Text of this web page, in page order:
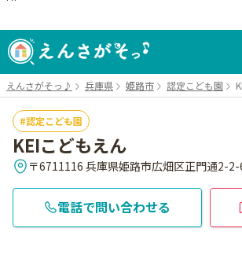
えんさがそっ♪ 兵庫県 姫路市 認定こども園
認定こども園
KEIこどもえん
〒6711116 兵庫県姫路市広畑区正門通2-2-
電話で問い合わせる